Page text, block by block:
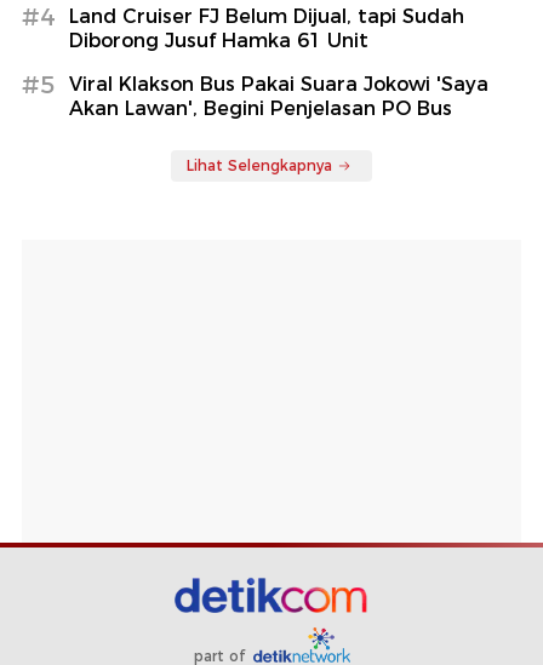
#4
Land Cruiser FJ Belum Dijual, tapi Sudah
Diborong Jusuf Hamka 61 Unit
#5
Viral Klakson Bus Pakai Suara Jokowi 'Saya
Akan Lawan', Begini Penjelasan PO Bus
Lihat Selengkapnya
part of